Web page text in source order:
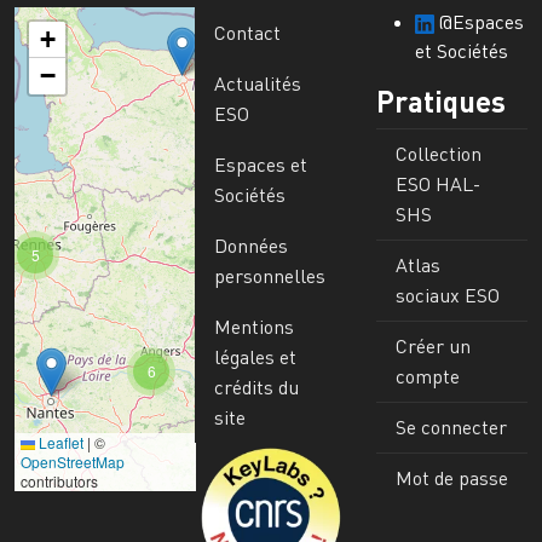
6
5
+
−
Leaflet | ©
OpenStreetMap
contributors
Contact
Actualités
ESO
Espaces et
Sociétés
Données
personnelles
Mentions
légales et
crédits du
site
Image
@Espaces
et Sociétés
Pratiques
Collection
ESO HAL-
SHS
Atlas
sociaux ESO
Créer un
compte
Se connecter
Mot de passe